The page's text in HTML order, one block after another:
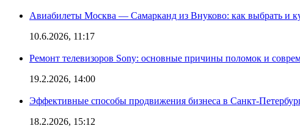
Авиабилеты Москва — Самарканд из Внуково: как выбрать и
10.6.2026, 11:17
Ремонт телевизоров Sony: основные причины поломок и
19.2.2026, 14:00
Эффективные способы продвижения бизнеса в Санкт-
18.2.2026, 15:12